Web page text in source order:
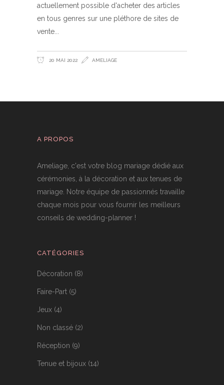
actuellement possible d'acheter des articles
en tous genres sur une pléthore de sites de
vente
20 MAI 2022 AMELIAGE
A PROPOS
Ameliage, c'est votre blog mariage dédié aux
cérémonies, à la décoration et aux tenues de
mariage. Notre équipe de passionnés travaille
chaque mois pour vous fournir les meilleurs
conseils de wedding-planner !
CATÉGORIES
Décoration (8)
Faire-Part (5)
Jeux (4)
Non classé (2)
Réception (9)
Tenue et bijoux (14)